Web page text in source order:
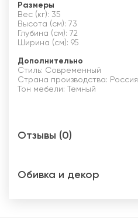
Размеры
Вес (кг): 35
Высота (см): 73
Глубина (см): 72
Ширина (см): 95
Дополнительно
Стиль: Современный
Страна производства: Россия
Тон мебели: Темный
Отзывы (0)
Обивка и декор